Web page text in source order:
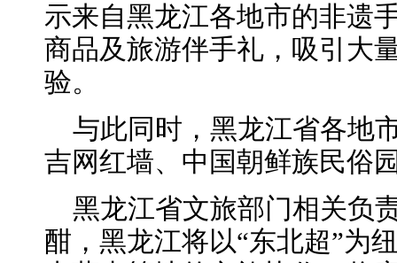
示来自黑龙江各地市的非遗
商品及旅游伴手礼，吸引大
验。
与此同时，黑龙江省各地
吉网红墙、中国朝鲜族民俗
黑龙江省文旅部门相关负
酣，黑龙江将以“东北超”为